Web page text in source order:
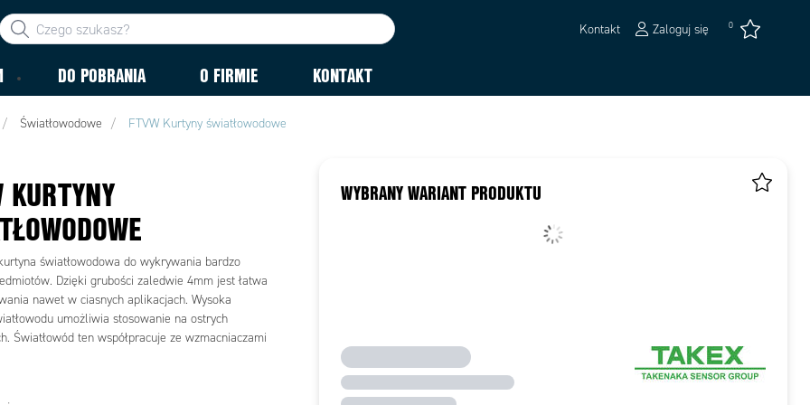
Kontakt Zaloguj się 0
DO POBRANIA O FIRMIE KONTAKT
Światłowodowe FTVW Kurtyny światłowodowe
KURTYNY
światłowodowa do wykrywania bardzo
Dzięki grubości zaledwie 4mm jest łatwa
nawet w ciasnych aplikacjach. Wysoka
umożliwia stosowanie na ostrych
Światłowód ten współpracuje ze wzmacniaczami
WYBRANY WARIANT PRODUKTU